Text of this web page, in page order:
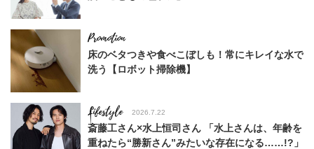
床のベタつきや食べこぼしも！常にキレイな水で
洗う【ロボット掃除機】
Lifestyle 2026.7.22
斎藤工さん×水上恒司さん 「水上さんは、年齢を
重ねたら“勝新さん”みたいな存在になる……!?」